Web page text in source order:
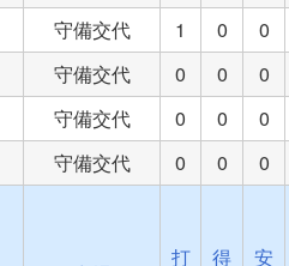
守備交代 1 0
0
守備交代 0 0
0
守備交代 0 0
0
守備交代 0 0 0
打
得
安